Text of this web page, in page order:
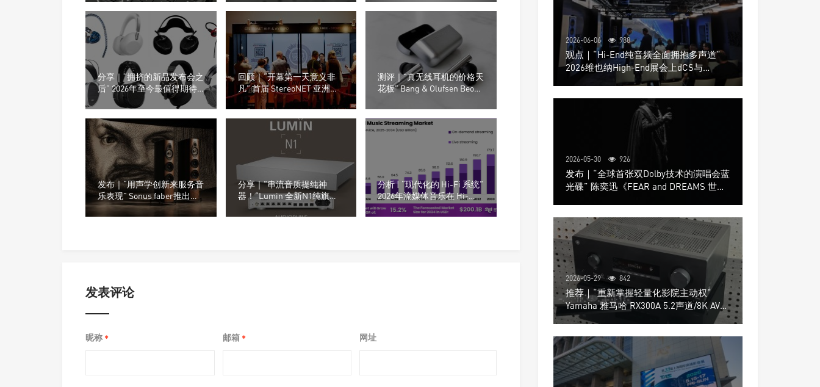
分享｜“拥挤的新品发布会之
后” 2026年至今最值得期待
的8款耳机产品
回顾｜“开幕第一天意义非
凡” 首届 StereoNET 亚洲高
级音响及视听展
测评｜”真无线耳机的价格天
花板” Bang & Olufsen Beo
发布｜“用声学创新来服务音
乐表现” Sonus faber推出了
全新的Olympica G3系列音箱
分享｜”串流音质提纯神
器！“Lumin 全新N1纯旗舰
网络交换机正式登场
分析 | “现代化的 Hi-Fi 系统”
2026年流媒体音乐在 Hi-
Fi（高保真）市场的表现
发表评论
昵称 * 邮箱 * 网址
2026-06-06 988
观点｜“Hi-End纯音频全面拥抱多声道”
2026维也纳High-End展会上dCS与
Trinnov Audio搭建多声道演示系统
2026-05-30 926
发布｜“全球首张双Dolby技术的演唱会蓝
光碟” 陈奕迅《FEAR and DREAMS 世界
2026-05-29 842
推荐｜“重新掌握轻量化影院主动权”
Yamaha 雅马哈 RX300A 5.2声道/8K AV放
大器